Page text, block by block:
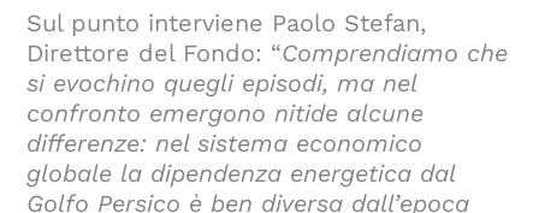
Sul punto interviene Paolo Stefan,
Direttore del Fondo: “Comprendiamo che
si evochino quegli episodi, ma nel
confronto emergono nitide alcune
differenze: nel sistema economico
globale la dipendenza energetica dal
Golfo Persico è ben diversa dall’epoca